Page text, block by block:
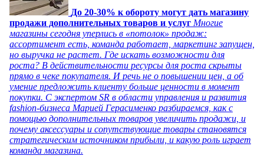
До 20-30% к обороту могут дать магазину
продажи дополнительных товаров и услуг Многие
магазины сегодня уперлись в «потолок» продаж:
ассортимент есть, команда работает, маркетинг запущен,
но выручка не растет. Где искать возможности для
роста? В действительности ресурсы для роста скрыты
прямо в чеке покупателя. И речь не о повышении цен, а об
умение предложить клиенту больше ценности в момент
покупки. С экспертом SR в области управления и развития
fashion-бизнеса Марией Герасименко разбираемся, как с
помощью дополнительных товаров увеличить продажи, и
почему аксессуары и сопутствующие товары становятся
стратегическим источником прибыли, и какую роль играет
команда магазина.